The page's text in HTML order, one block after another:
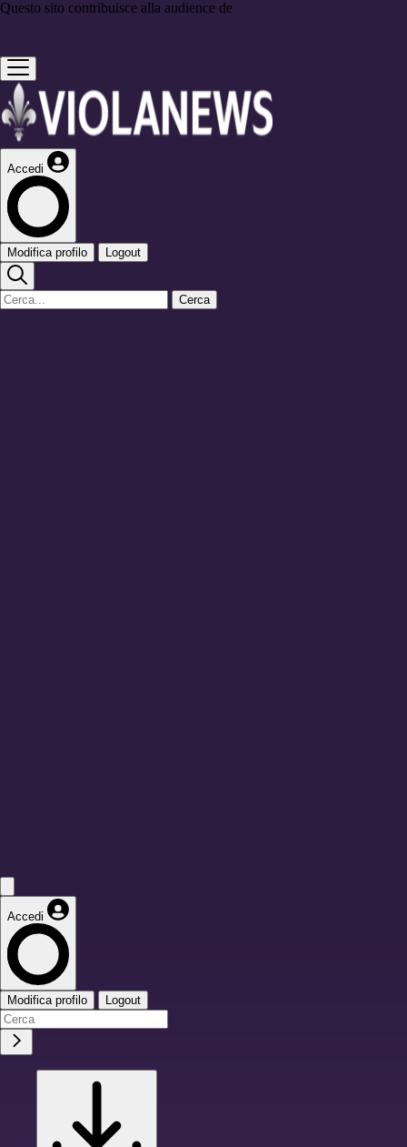
Questo sito contribuisce alla audience de
Accedi
Modifica profilo Logout
Cerca
Accedi
Modifica profilo Logout